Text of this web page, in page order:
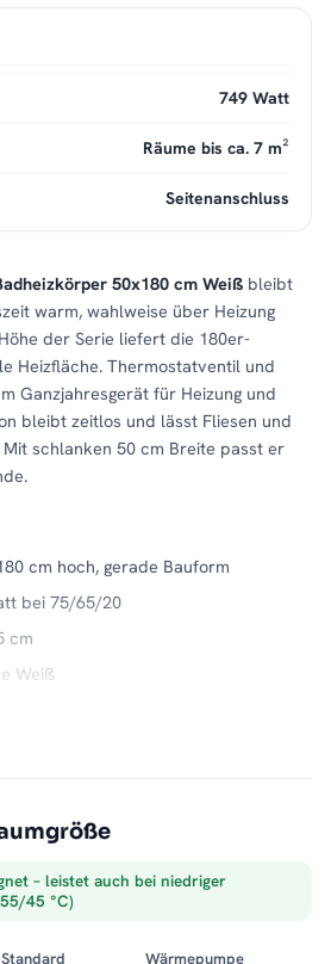
50x180 cm Weiß bleibt
warm, wahlweise über Heizung
der Serie liefert die 180er-
Heizfläche. Thermostatventil und
Ganzjahresgerät für Heizung und
bleibt zeitlos und lässt Fliesen und
schlanken 50 cm Breite passt er
cm hoch, gerade Bauform
bei 75/65/20
cm
Weiß
Zentralheizung und Elektrobetrieb:
danach übernimmt der
und Ausführungen der Serie finden
749 Watt
Räume bis ca. 7 m²
Seitenanschluss
– leistet auch bei niedriger
45 °C)
Standard Wärmepumpe